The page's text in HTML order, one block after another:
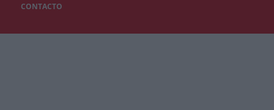
CONTACTO